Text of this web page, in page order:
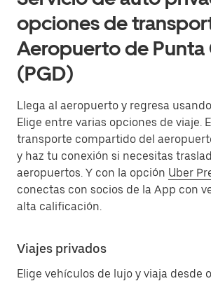
opciones de
Aeropuerto de Punta
(PGD)
Llega al aeropuerto y regresa
Elige entre varias opciones de viaje.
transporte compartido del
y haz tu conexión si necesitas
aeropuertos. Y con la opción Uber
conectas con socios de la App con
alta calificación.
Viajes privados
Elige vehículos de lujo y viaja desde